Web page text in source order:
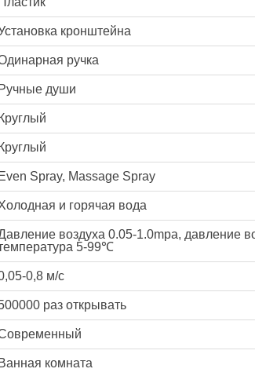
кронштейна
ручка
Ручные души
Круглый
Круглый
Even Spray, Massage Spray
и горячая вода
воздуха 0.05-1.0mpa, давление
5-99℃
0,8 м/с
раз открывать
Ванная комната